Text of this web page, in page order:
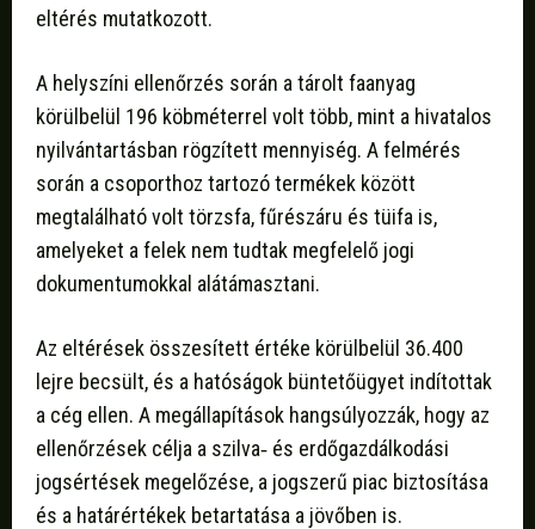
eltérés mutatkozott.
A helyszíni ellenőrzés során a tárolt faanyag
körülbelül 196 köbméterrel volt több, mint a hivatalos
nyilvántartásban rögzített mennyiség. A felmérés
során a csoporthoz tartozó termékek között
megtalálható volt törzsfa, fűrészáru és tüifa is,
amelyeket a felek nem tudtak megfelelő jogi
dokumentumokkal alátámasztani.
Az eltérések összesített értéke körülbelül 36.400
lejre becsült, és a hatóságok büntetőügyet indítottak
a cég ellen. A megállapítások hangsúlyozzák, hogy az
ellenőrzések célja a szilva‑ és erdőgazdálkodási
jogsértések megelőzése, a jogszerű piac biztosítása
és a határértékek betartatása a jövőben is.